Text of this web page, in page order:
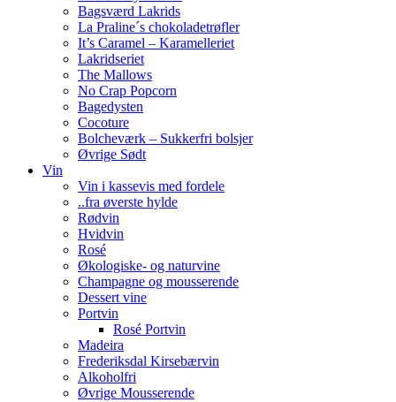
Bagsværd Lakrids
La Praline´s chokoladetrøfler
It’s Caramel – Karamelleriet
Lakridseriet
The Mallows
No Crap Popcorn
Bagedysten
Cocoture
Bolcheværk – Sukkerfri bolsjer
Øvrige Sødt
Vin
Vin i kassevis med fordele
..fra øverste hylde
Rødvin
Hvidvin
Rosé
Økologiske- og naturvine
Champagne og mousserende
Dessert vine
Portvin
Rosé Portvin
Madeira
Frederiksdal Kirsebærvin
Alkoholfri
Øvrige Mousserende